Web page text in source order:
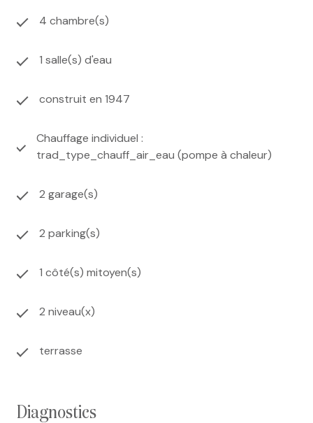
4 chambre(s)
1 salle(s) d'eau
construit en 1947
Chauffage individuel :
trad_type_chauff_air_eau (pompe à chaleur)
2 garage(s)
2 parking(s)
1 côté(s) mitoyen(s)
2 niveau(x)
terrasse
diagnostics